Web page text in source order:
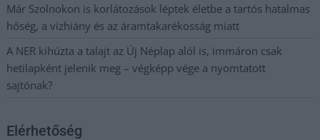
Már Szolnokon is korlátozások léptek életbe a tartós hatalmas
hőség, a vízhiány és az áramtakarékosság miatt
A NER kihúzta a talajt az Új Néplap alól is, immáron csak
hetilapként jelenik meg – végképp vége a nyomtatott
sajtónak?
Elérhetőség